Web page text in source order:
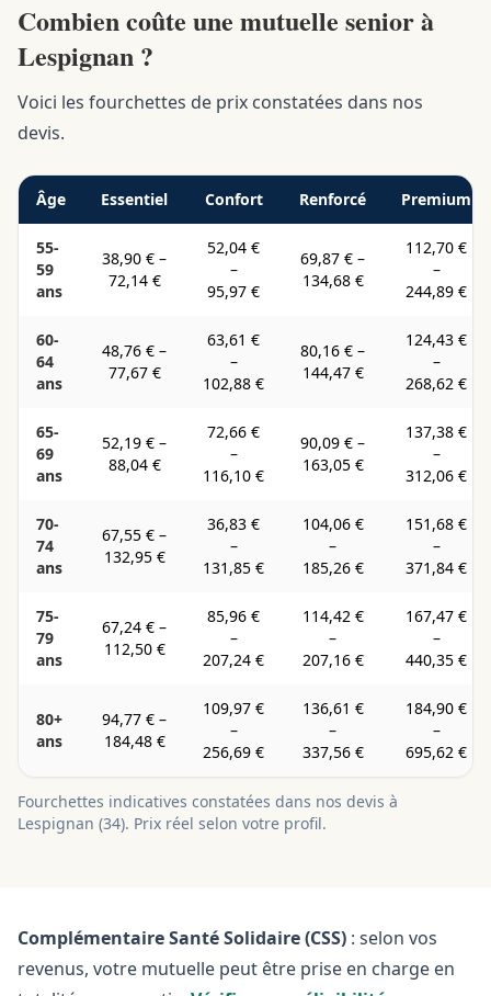
Combien coûte une mutuelle senior à
Lespignan ?
Voici les fourchettes de prix constatées dans nos
devis.
Âge Essentiel Confort Renforcé Premium
55-
59
ans
38,90 € –
72,14 €
52,04 €
–
95,97 €
69,87 € –
134,68 €
112,70 €
–
244,89 €
60-
64
ans
48,76 € –
77,67 €
63,61 €
–
102,88 €
80,16 € –
144,47 €
124,43 €
–
268,62 €
65-
69
ans
52,19 € –
88,04 €
72,66 €
–
116,10 €
90,09 € –
163,05 €
137,38 €
–
312,06 €
70-
74
ans
67,55 € –
132,95 €
36,83 €
–
131,85 €
104,06 €
–
185,26 €
151,68 €
–
371,84 €
75-
79
ans
67,24 € –
112,50 €
85,96 €
–
207,24 €
114,42 €
–
207,16 €
167,47 €
–
440,35 €
80+
ans
94,77 € –
184,48 €
109,97 €
–
256,69 €
136,61 €
–
337,56 €
184,90 €
–
695,62 €
Fourchettes indicatives constatées dans nos devis à
Lespignan (34). Prix réel selon votre profil.
Complémentaire Santé Solidaire (CSS) : selon vos
revenus, votre mutuelle peut être prise en charge en